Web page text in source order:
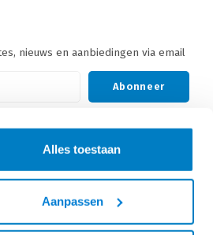
Alles toestaan
Aanpassen
nieuws en aanbiedingen via email
Abonneer